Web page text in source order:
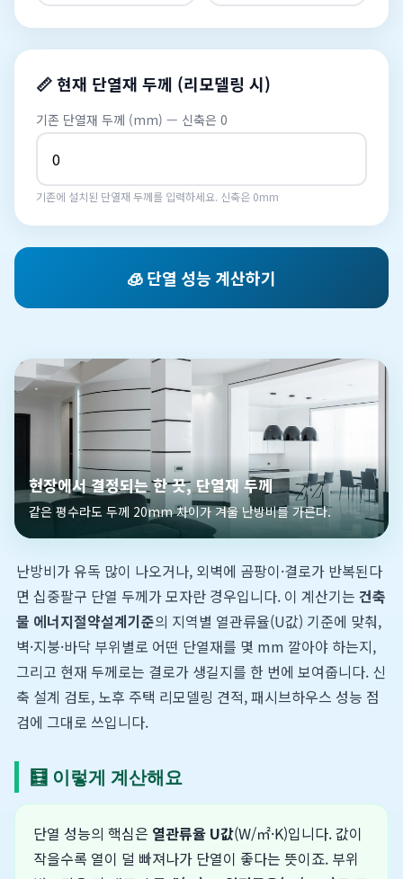
📏 현재 단열재 두께 (리모델링 시)
기존 단열재 두께 (mm) — 신축은 0
기존에 설치된 단열재 두께를 입력하세요. 신축은 0mm
🧊 단열 성능 계산하기
현장에서 결정되는 한 끗, 단열재 두께
같은 평수라도 두께 20mm 차이가 겨울 난방비를 가른다.
난방비가 유독 많이 나오거나, 외벽에 곰팡이·결로가 반복된다
면 십중팔구 단열 두께가 모자란 경우입니다. 이 계산기는 건축
물 에너지절약설계기준의 지역별 열관류율(U값) 기준에 맞춰,
벽·지붕·바닥 부위별로 어떤 단열재를 몇 mm 깔아야 하는지,
그리고 현재 두께로는 결로가 생길지를 한 번에 보여줍니다. 신
축 설계 검토, 노후 주택 리모델링 견적, 패시브하우스 성능 점
검에 그대로 쓰입니다.
🧮 이렇게 계산해요
단열 성능의 핵심은 열관류율 U값(W/㎡·K)입니다. 값이
작을수록 열이 덜 빠져나가 단열이 좋다는 뜻이죠. 부위